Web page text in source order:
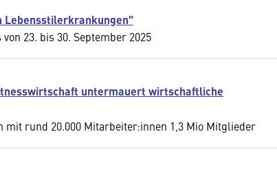
Lebensstilerkrankungen"
23. bis 30. September 2025
untermauert wirtschaftliche
mit rund 20.000 Mitarbeiter:innen 1,3 Mio Mitglieder